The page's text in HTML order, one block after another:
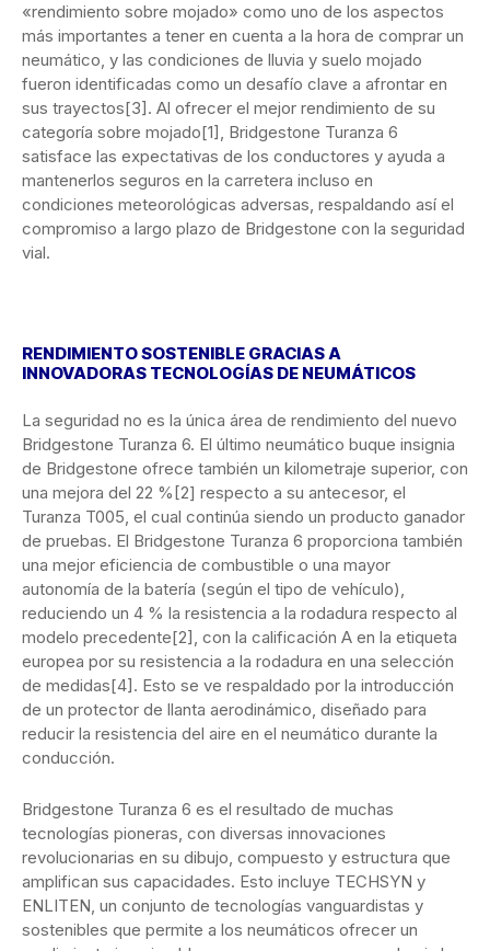
«rendimiento sobre mojado» como uno de los aspectos
más importantes a tener en cuenta a la hora de comprar un
neumático, y las condiciones de lluvia y suelo mojado
fueron identificadas como un desafío clave a afrontar en
sus trayectos[3]. Al ofrecer el mejor rendimiento de su
categoría sobre mojado[1], Bridgestone Turanza 6
satisface las expectativas de los conductores y ayuda a
mantenerlos seguros en la carretera incluso en
condiciones meteorológicas adversas, respaldando así el
compromiso a largo plazo de Bridgestone con la seguridad
vial.
RENDIMIENTO SOSTENIBLE GRACIAS A
INNOVADORAS TECNOLOGÍAS DE NEUMÁTICOS
La seguridad no es la única área de rendimiento del nuevo
Bridgestone Turanza 6. El último neumático buque insignia
de Bridgestone ofrece también un kilometraje superior, con
una mejora del 22 %[2] respecto a su antecesor, el
Turanza T005, el cual continúa siendo un producto ganador
de pruebas. El Bridgestone Turanza 6 proporciona también
una mejor eficiencia de combustible o una mayor
autonomía de la batería (según el tipo de vehículo),
reduciendo un 4 % la resistencia a la rodadura respecto al
modelo precedente[2], con la calificación A en la etiqueta
europea por su resistencia a la rodadura en una selección
de medidas[4]. Esto se ve respaldado por la introducción
de un protector de llanta aerodinámico, diseñado para
reducir la resistencia del aire en el neumático durante la
conducción.
Bridgestone Turanza 6 es el resultado de muchas
tecnologías pioneras, con diversas innovaciones
revolucionarias en su dibujo, compuesto y estructura que
amplifican sus capacidades. Esto incluye TECHSYN y
ENLITEN, un conjunto de tecnologías vanguardistas y
sostenibles que permite a los neumáticos ofrecer un